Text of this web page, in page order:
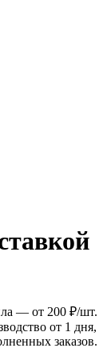
— от 200 ₽/шт.
от 1 дня,
заказов.